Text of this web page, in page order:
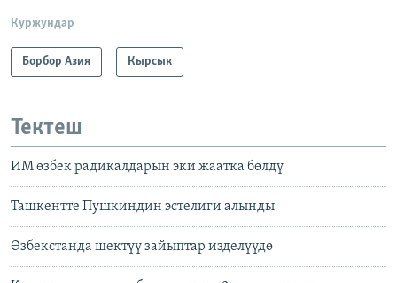
Куржундар
Борбор Азия Кырсык
Тектеш
ИМ өзбек радикалдарын эки жаатка бөлдү
Ташкентте Пушкиндин эстелиги алынды
Өзбекстанда шектүү зайыптар изделүүдө